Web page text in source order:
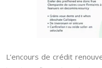
L’encours de crédit